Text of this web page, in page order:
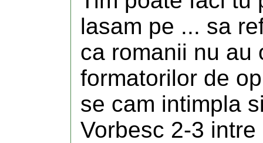
lasam pe ... sa
ca romanii nu au
formatorilor de
se cam intimpla
Vorbesc 2-3